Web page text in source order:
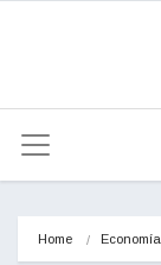
Home Economía